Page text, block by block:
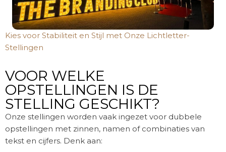
Kies voor Stabiliteit en Stijl met Onze Lichtletter-
Stellingen
VOOR WELKE
OPSTELLINGEN IS DE
STELLING GESCHIKT?
Onze stellingen worden vaak ingezet voor dubbele
opstellingen met zinnen, namen of combinaties van
tekst en cijfers. Denk aan: